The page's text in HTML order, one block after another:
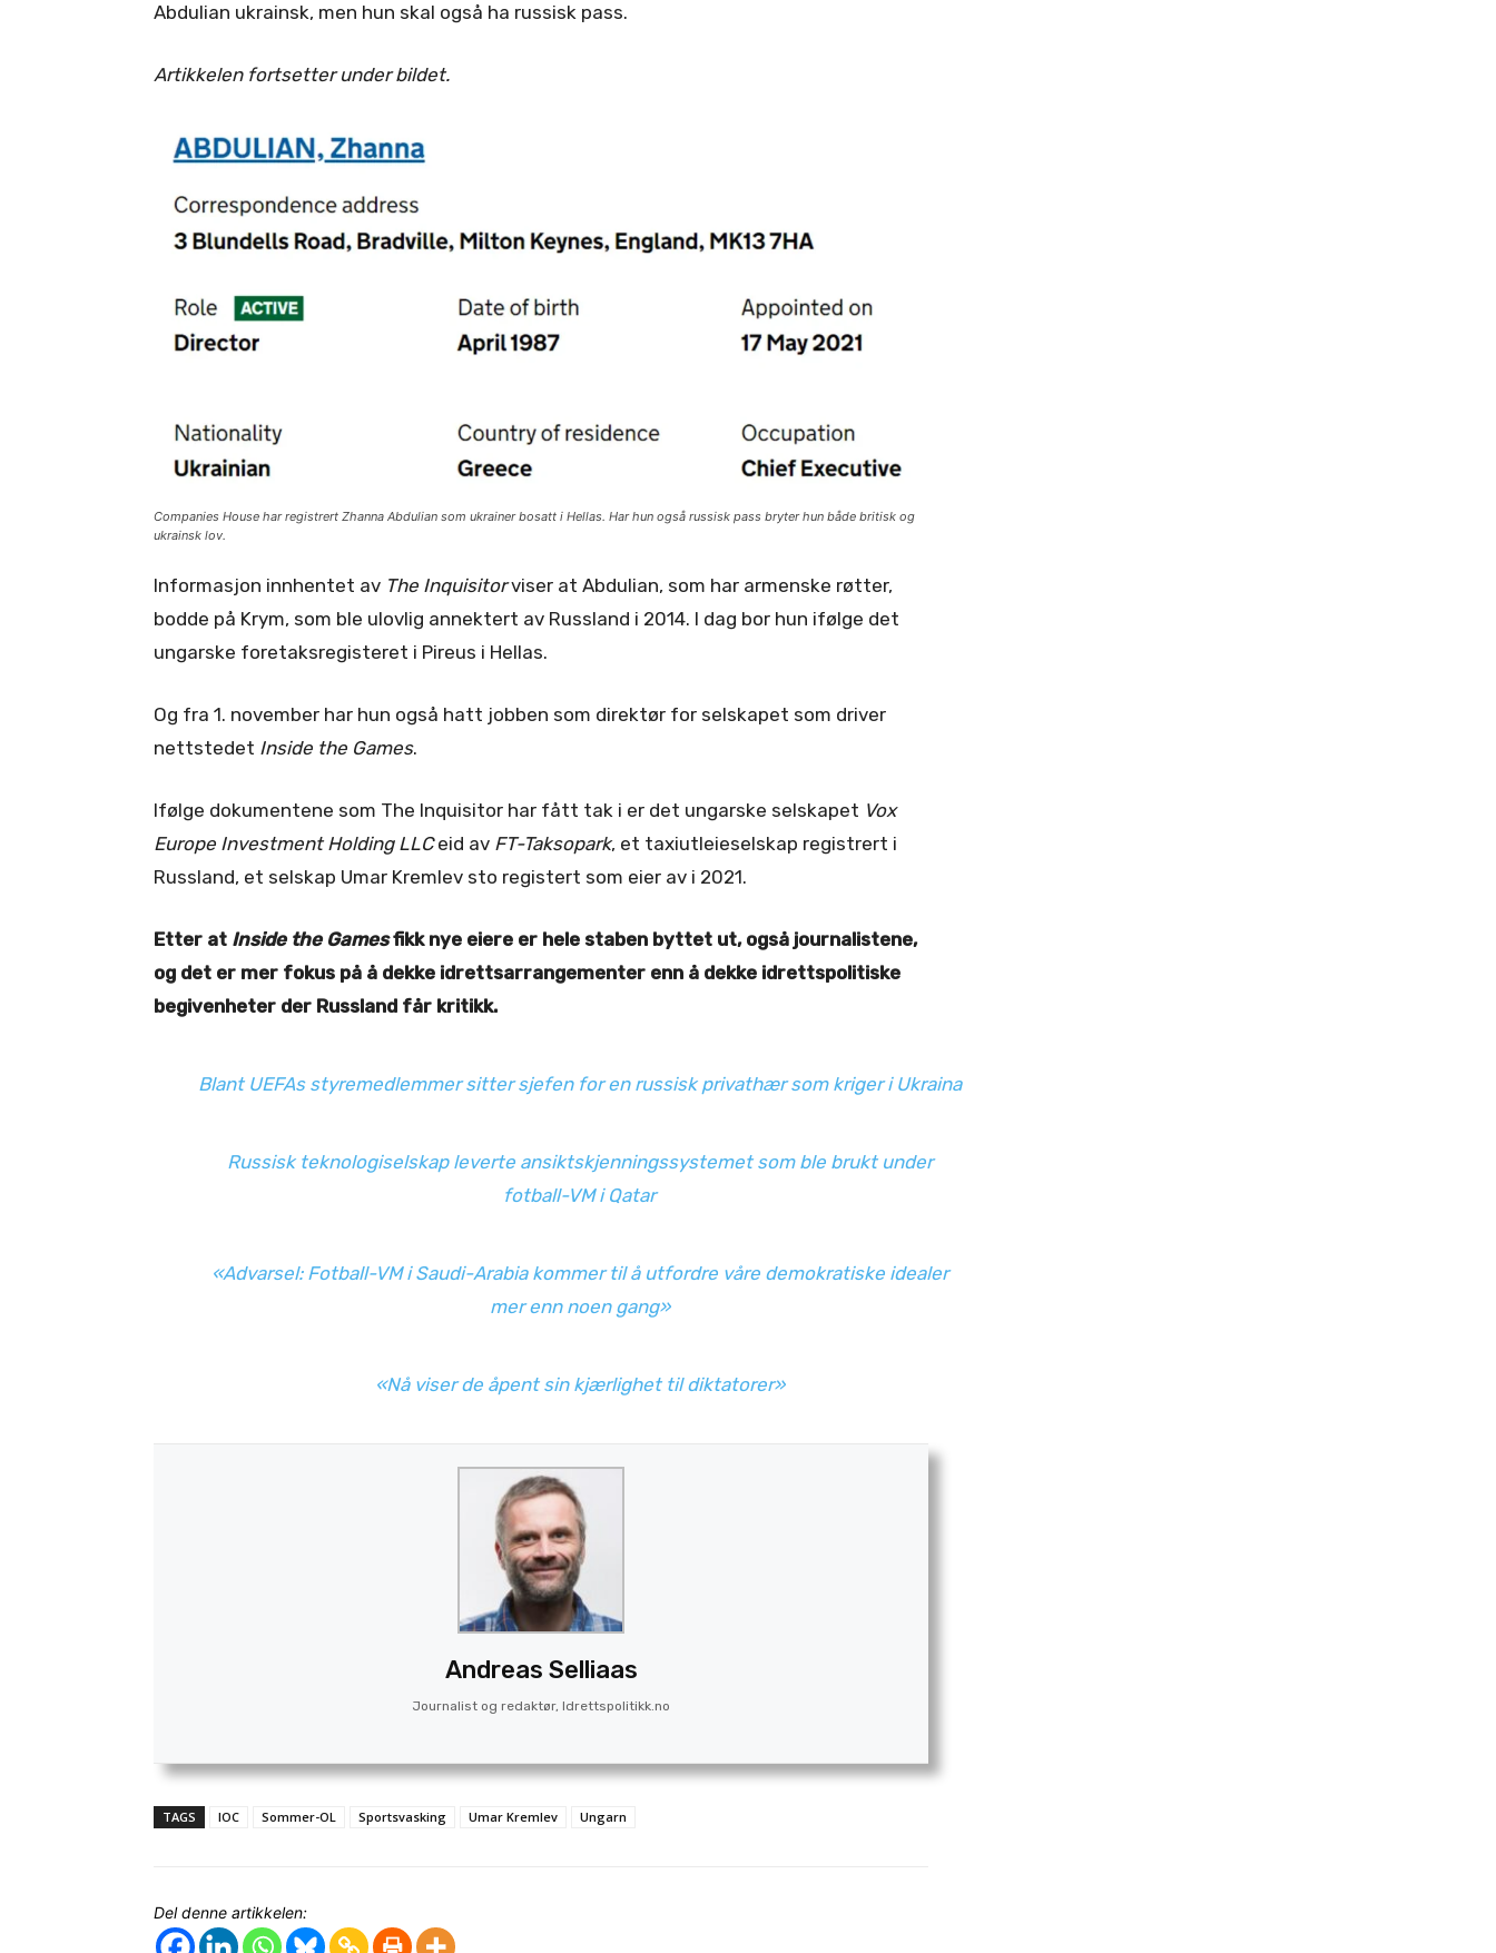
Abdulian ukrainsk, men hun skal også ha russisk pass.
Artikkelen fortsetter under bildet.
Companies House har registrert Zhanna Abdulian som ukrainer bosatt i Hellas. Har hun også russisk pass bryter hun både britisk og
ukrainsk lov.
Informasjon innhentet av The Inquisitorviser at Abdulian, som har armenske røtter,
bodde på Krym, som ble ulovlig annektert av Russland i 2014. I dag bor hun ifølge det
ungarske foretaksregisteret i Pireus i Hellas.
Og fra 1. november har hun også hatt jobben som direktør for selskapet som driver
nettstedet Inside the Games.
Ifølge dokumentene som The Inquisitor har fått tak i er det ungarske selskapet Vox
Europe Investment Holding LLCeid av FT-Taksopark, et taxiutleieselskap registrert i
Russland, et selskap Umar Kremlev sto registert som eier av i 2021.
Etter at Inside the Gamesfikk nye eiere er hele staben byttet ut, også journalistene,
og det er mer fokus på å dekke idrettsarrangementer enn å dekke idrettspolitiske
begivenheter der Russland får kritikk.
Blant UEFAs styremedlemmer sitter sjefen for en russisk privathær som kriger i Ukraina
Russisk teknologiselskap leverte ansiktskjenningssystemet som ble brukt under
fotball-VM i Qatar
«Advarsel: Fotball-VM i Saudi-Arabia kommer til å utfordre våre demokratiske idealer
mer enn noen gang»
«Nå viser de åpent sin kjærlighet til diktatorer»
Andreas Selliaas
Journalist og redaktør, Idrettspolitikk.no
TAGS IOC Sommer-OL Sportsvasking Umar Kremlev Ungarn
Del denne artikkelen: